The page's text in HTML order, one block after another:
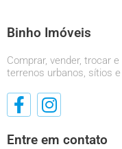
Binho Imóveis
Comprar, vender, trocar
terrenos urbanos, sítios
Entre em contato